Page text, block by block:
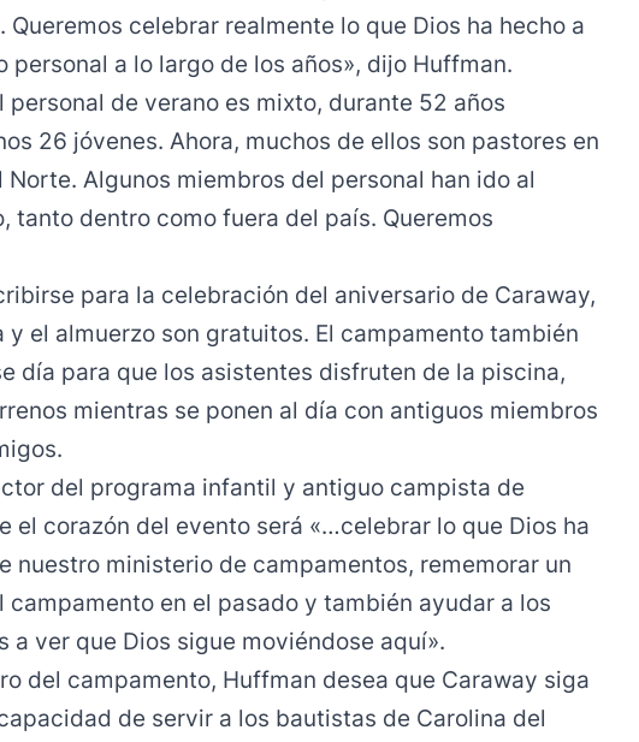
Queremos celebrar realmente lo que Dios ha hecho a
personal a lo largo de los años», dijo Huffman.
personal de verano es mixto, durante 52 años
26 jóvenes. Ahora, muchos de ellos son pastores en
Algunos miembros del personal han ido al
tanto dentro como fuera del país. Queremos
para la celebración del aniversario de Caraway,
y el almuerzo son gratuitos. El campamento también
día para que los asistentes disfruten de la piscina,
mientras se ponen al día con antiguos miembros
del programa infantil y antiguo campista de
el corazón del evento será «…celebrar lo que Dios ha
nuestro ministerio de campamentos, rememorar un
campamento en el pasado y también ayudar a los
a ver que Dios sigue moviéndose aquí».
del campamento, Huffman desea que Caraway siga
de servir a los bautistas de Carolina del